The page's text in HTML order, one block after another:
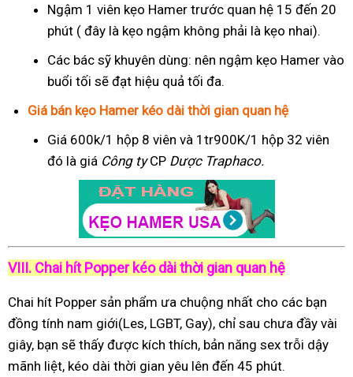
Ngậm 1 viên kẹo Hamer trước quan hệ 15 đến 20
phút ( đây là kẹo ngậm không phải là kẹo nhai).
Các bác sỹ khuyên dùng: nên ngậm kẹo Hamer vào
buổi tối sẽ đạt hiệu quả tối đa.
Giá bán kẹo Hamer kéo dài thời gian quan hệ
Giá 600k/1 hộp 8 viên và 1tr900K/1 hộp 32 viên
đó là giá Công tyCP Dược Traphaco.
VIII. Chai hít Popper kéo dài thời gian quan hệ
Chai hít Popper sản phẩm ưa chuộng nhất cho các bạn
đồng tính nam giới(Les, LGBT, Gay), chỉ sau chưa đầy vài
giây, bạn sẽ thấy được kích thích, bản năng sex trỗi dậy
mãnh liệt, kéo dài thời gian yêu lên đến 45 phút.